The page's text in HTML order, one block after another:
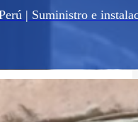
de chacra, bentonita, dosis
| Suministro e